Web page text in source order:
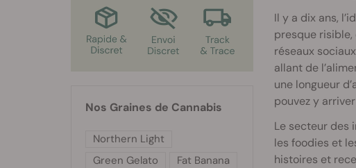
Il y a dix ans,
presque risible,
réseaux
allant de
une longueur
pouvez y
Le secteur des
les foodies et
histoires et
Nos Graines de Cannabis
Northern Light
Green Gelato
Fat Banana